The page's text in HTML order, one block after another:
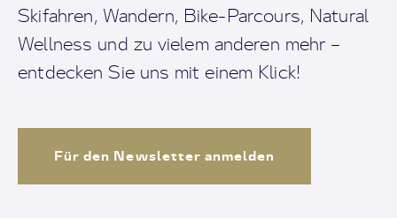
Skifahren, Wandern, Bike-Parcours, Natural
Wellness und zu vielem anderen mehr –
entdecken Sie uns mit einem Klick!
Für den Newsletter anmelden